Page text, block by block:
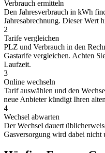
Verbrauch ermitteln
Den Jahresverbrauch in kWh
Jahresabrechnung. Dieser Wert
2
Tarife vergleichen
PLZ und Verbrauch in den
Gastarife vergleichen. Achten
Laufzeit.
3
Online wechseln
Tarif auswählen und den
neue Anbieter kündigt Ihren
4
Wechsel abwarten
Der Wechsel dauert
Gasversorgung wird dabei nicht